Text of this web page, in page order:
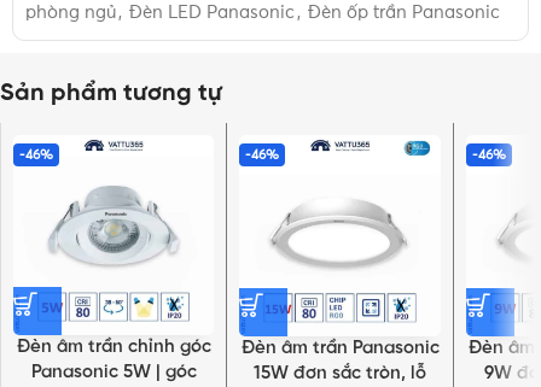
phòng ngủ , Đèn LED Panasonic , Đèn ốp trần Panasonic
Sản phẩm tương tự
-46%
Đèn âm trần chỉnh góc
Panasonic 5W | góc
-46%
Đèn âm trần Panasonic
15W đơn sắc tròn, lỗ
-46%
Đèn âm
9W